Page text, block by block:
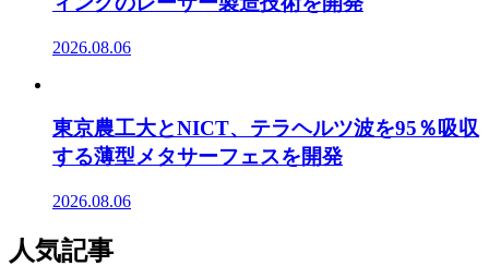
2026.08.06
東京農工大とNICT、テラヘルツ波を95％吸収
する薄型メタサーフェスを開発
2026.08.06
人気記事